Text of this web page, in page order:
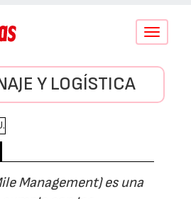
Conmutar
Y LOGÍSTICA
Management) es una